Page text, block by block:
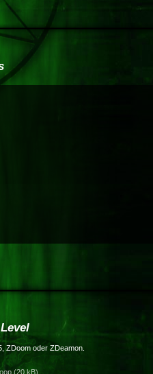
ZDoom oder ZDeamon.
(20 kB)